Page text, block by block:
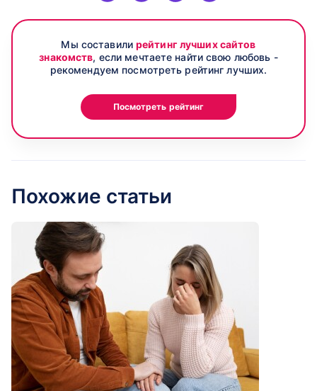
Мы составилирейтинг лучших сайтов
знакомств, если мечтаете найти свою любовь -
рекомендуем посмотреть рейтинг лучших.
Посмотреть рейтинг
Похожие статьи